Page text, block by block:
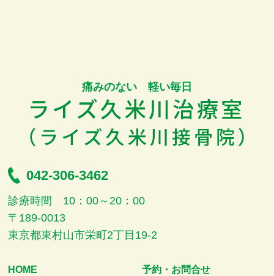
痛みのない 軽い毎日
042-306-3462
診療時間 10：00～20：00
〒189-0013
東京都東村山市栄町2丁目19-2
HOME 予約・お問合せ